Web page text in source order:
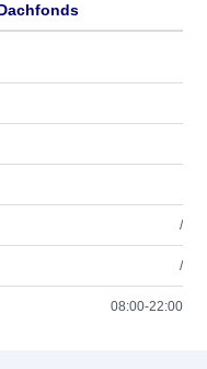
/
/
08:00-22:00